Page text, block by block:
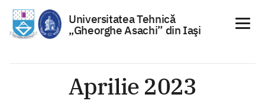
Universitatea Tehnică
„Gheorghe Asachi” din Iaşi
Aprilie 2023